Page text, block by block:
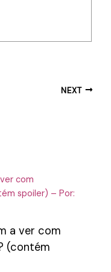
NEXT
a ver com
(contém